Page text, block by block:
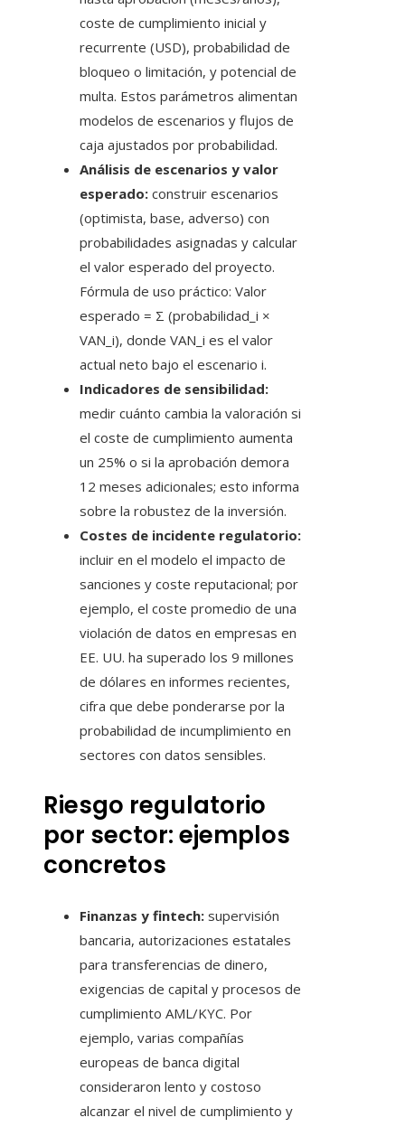
coste de cumplimiento inicial y
recurrente (USD), probabilidad de
bloqueo o limitación, y potencial de
multa. Estos parámetros alimentan
modelos de escenarios y flujos de
caja ajustados por probabilidad.
Análisis de escenarios y valor
esperado: construir escenarios
(optimista, base, adverso) con
probabilidades asignadas y calcular
el valor esperado del proyecto.
Fórmula de uso práctico: Valor
esperado = Σ (probabilidad_i ×
VAN_i), donde VAN_i es el valor
actual neto bajo el escenario i.
Indicadores de sensibilidad:
medir cuánto cambia la valoración si
el coste de cumplimiento aumenta
un 25% o si la aprobación demora
12 meses adicionales; esto informa
sobre la robustez de la inversión.
Costes de incidente regulatorio:
incluir en el modelo el impacto de
sanciones y coste reputacional; por
ejemplo, el coste promedio de una
violación de datos en empresas en
EE. UU. ha superado los 9 millones
de dólares en informes recientes,
cifra que debe ponderarse por la
probabilidad de incumplimiento en
sectores con datos sensibles.
Riesgo regulatorio
por sector: ejemplos
concretos
Finanzas y fintech: supervisión
bancaria, autorizaciones estatales
para transferencias de dinero,
exigencias de capital y procesos de
cumplimiento AML/KYC. Por
ejemplo, varias compañías
europeas de banca digital
consideraron lento y costoso
alcanzar el nivel de cumplimiento y